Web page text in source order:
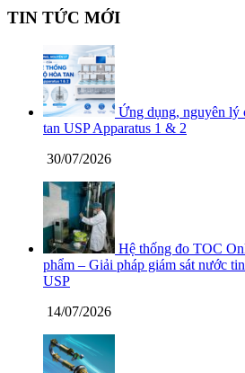
TIN TỨC MỚI
Ứng dụng, nguyên lý
tan USP Apparatus 1 & 2
30/07/2026
Hệ thống đo TOC
phẩm – Giải pháp giám sát nước
USP
14/07/2026